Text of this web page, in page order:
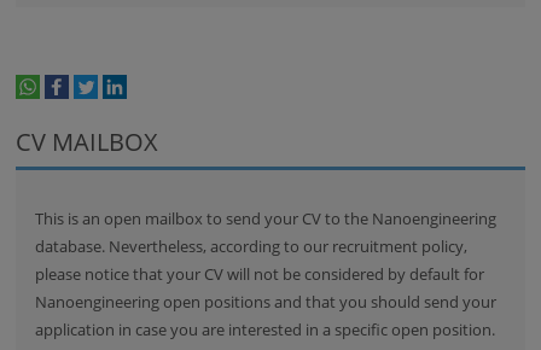
CV MAILBOX
This is an open mailbox to send your CV to the Nanoengineering
database. Nevertheless, according to our recruitment policy,
please notice that your CV will not be considered by default for
Nanoengineering open positions and that you should send your
application in case you are interested in a specific open position.